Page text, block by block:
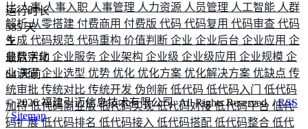
比人事人事入职 人事管理 人力资源 人员管理 人工智能 人群
解析从零搭建 付费商用 付费版 代码 代码复用 代码审查 代码
生成 代码规范 代码重构 价值判断 企业 企业后台 企业应用 企
业数字化 企业服务 企业架构 企业级 企业级应用 企业规模 企
业调研企业选型 优势 优化 优化方案 优化解决方案 优缺点 传
统审批 传统对比 传统开发 伪创新 低代码 低代码入门 低代码
加持低代码商业版低代码实现低代码对接低代码平台 低代
码扩展低代码排名 低代码接入 低代码搭配 低代码整合 低代
运行时长
585 天
最后活动
64 天前
©2026福建引迈信息技术有限公司. All Rights Reserved. /RSS
/Sitemap